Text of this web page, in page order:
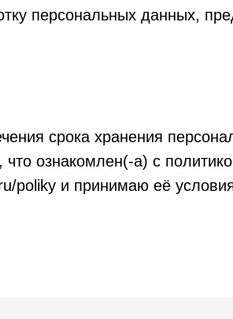
персональных данных,
срока хранения
ознакомлен(-а) с
poliky и принимаю её